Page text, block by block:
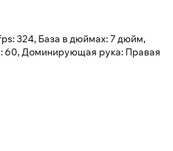
324, База в дюймах: 7 дюйм,
60, Доминирующая рука: Правая